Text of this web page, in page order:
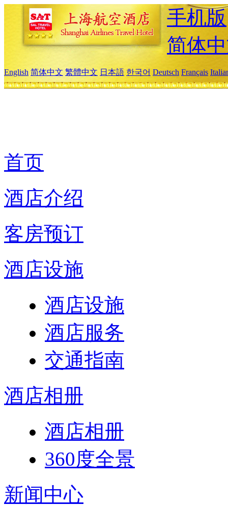
手机版
简体
English 简体中文 繁體中文 日本語 한국어 Deutsch Français
首页
酒店介绍
客房预订
酒店设施
酒店设施
酒店服务
交通指南
酒店相册
酒店相册
360度全景
新闻中心